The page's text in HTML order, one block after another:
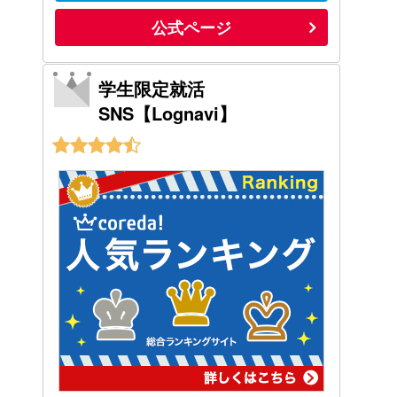
公式ページ
学生限定就活
SNS【Lognavi】